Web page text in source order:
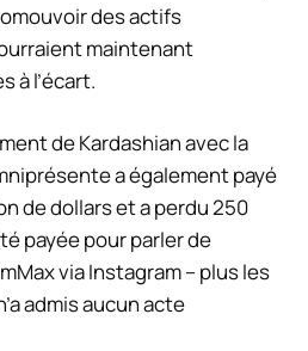
des actifs
maintenant
à l’écart.
de Kardashian avec la
a également payé
de dollars et a perdu 250
payée pour parler de
via Instagram – plus les
admis aucun acte